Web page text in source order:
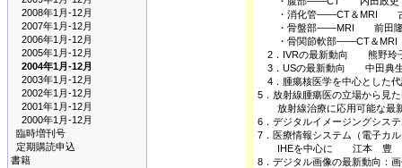
2008年1月-12月
2007年1月-12月
2006年1月-12月
2005年1月-12月
2004年1月-12月
2003年1月-12月
2002年1月-12月
2001年1月-12月
2000年1月-12月
臨時増刊号
定期購読申込
書籍
・消化管――CT＆MRI
・骨盤部――MRI 前田隆
・骨関節軟部――CT＆
2．IVRの最新動向 熊野玲
3．USの最新動向 中田典
4．腫瘍核医学を中心とし
5．放射線腫瘍医の立場から見
放射線治療に応用可能な
6．デジタルイメージングシ
7．医療情報システム（電子カ
IHEを中心に 江本 豊
8．デジタル画像の最新動向